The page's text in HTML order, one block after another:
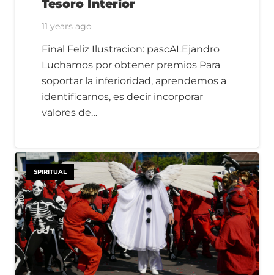
Tesoro Interior
11 years ago
Final Feliz Ilustracion: pascALEjandro
Luchamos por obtener premios Para
soportar la inferioridad, aprendemos a
identificarnos, es decir incorporar
valores de…
SPIRITUAL